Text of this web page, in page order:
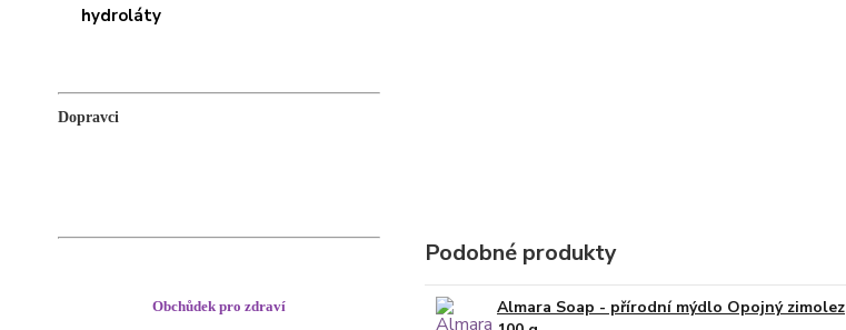
Dopravci
Obchůdek pro zdraví
Podobné produkty
Almara Soap - přírodní mýdlo Opojný zimolez